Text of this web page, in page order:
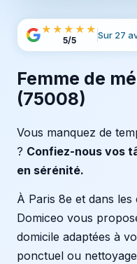
★★★★★
5/5 Sur 27
Femme de
(75008)
Vous manquez de
? Confiez-nous vos
en sérénité.
À Paris 8e et dans
Domiceo vous
domicile adaptées à
ponctuel ou